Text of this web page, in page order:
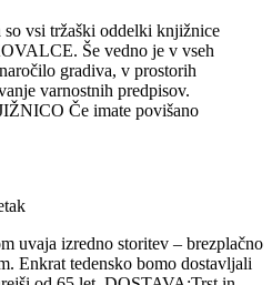
so vsi tržaški oddelki knjižnice
Še vedno je v vseh
gradiva, v prostorih
varnostnih predpisov.
Če imate povišano
uvaja izredno storitev – brezplačno
Enkrat tedensko bomo dostavljali